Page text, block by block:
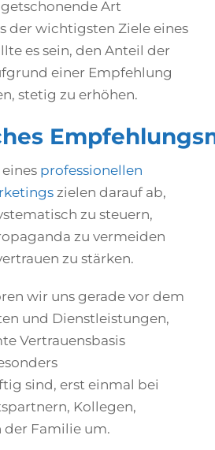
Art
der wichtigsten Ziele eines
es sein, den Anteil der
einer Empfehlung
stetig zu erhöhen.
professionellen
zielen darauf ab,
zu steuern,
zu vermeiden
zu stärken.
wir uns gerade vor dem
und Dienstleistungen,
Vertrauensbasis
sind, erst einmal bei
Kollegen,
der Familie um.